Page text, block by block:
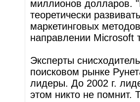
миллионов долларов.
теоретически
маркетинговых
направлении Microsoft
Эксперты
поисковом рынке
лидеры. До 2002 г.
этом никто не помнит.